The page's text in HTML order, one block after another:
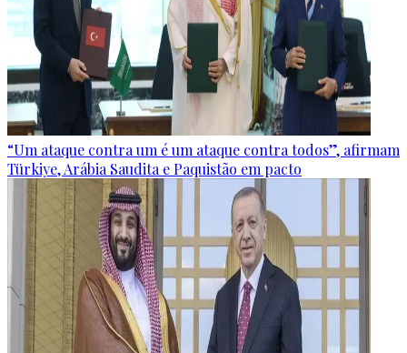
“Um ataque contra um é um ataque contra todos”, afirmam
Türkiye, Arábia Saudita e Paquistão em pacto